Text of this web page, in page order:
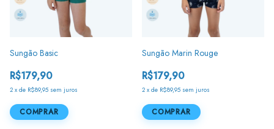
Sungão Basic
R$179,90
2 x de R$89,95 sem juros
COMPRAR
Sungão Marin Rouge
R$179,90
2 x de R$89,95 sem juros
COMPRAR